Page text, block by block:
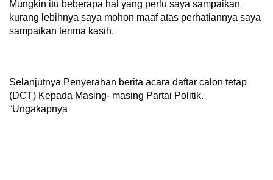
Mungkin itu beberapa hal yang perlu saya sampaikan
kurang lebihnya saya mohon maaf atas perhatiannya saya
sampaikan terima kasih.
Selanjutnya Penyerahan berita acara daftar calon tetap
(DCT) Kepada Masing- masing Partai Politik.
“Ungakapnya